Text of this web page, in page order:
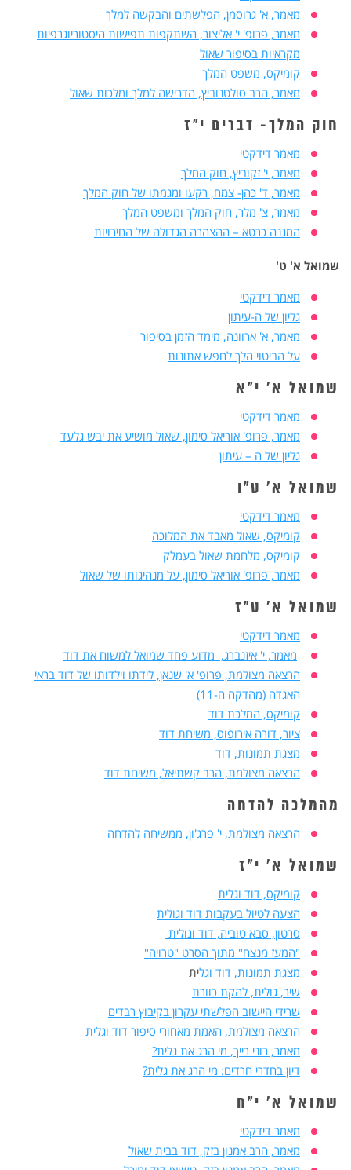
מאמר, א' גרוסמן, הפלשתים והבקשה למלך
מאמר, פרופ' י' אליצור, השתקפות תפישות היסטוריוגרפיות
מקראיות בסיפור שאול
קומיקס, משפט המלך
מאמר, הרב סולטנוביץ, הדרישה למלך ומלכות שאול
חוק המלך- דברים י"ז
מאמר דידקטי
מאמר, י' זקוביץ, חוק המלך
מאמר, ד' כהן- צמח, רקעו ומגמתו של חוק המלך
מאמר, צ' מלר, חוק המלך ומשפט המלך
המגנה כרטא – ההצהרה הגדולה של החירויות
שמואל א' ט'
מאמר דידקטי
גליון של ה-עיתון
מאמר, א' ארוונה, מימד הזמן בסיפור
על הביטוי הלך לחפש אתונות
שמואל א' י"א
מאמר דידקטי
מאמר, פרופ' אוריאל סימון, שאול מושיע את יבש גלעד
גליון של ה – עיתון
שמואל א' ט"ו
מאמר דידקטי
קומיקס, שאול מאבד את המלוכה
קומיקס, מלחמת שאול בעמלק
מאמר, פרופ' אוריאל סימון, על מנהיגותו של שאול
שמואל א' ט"ז
מאמר דידקטי
מאמר, י' איזנברג, מדוע פחד שמואל למשוח את דוד
הרצאה מצולמת, פרופ' א' שנאן, לידתו וילדותו של דוד בראי
האגדה (מהדקה ה-11)
קומיקס, המלכת דוד
ציור, דורה אירופוס, משיחת דוד
מצגת תמונות, דוד
הרצאה מצולמת, הרב קשתיאל, משיחת דוד
מהמלכה להדחה
הרצאה מצולמת, י' פרג'ון, ממשיחה להדחה
שמואל א' י"ז
קומיקס, דוד וגלית
הצעה לטיול בעקבות דוד וגולית
סרטון, סבא טוביה, דוד וגולית
"המעז מנצח" מתוך הסרט "טרויה"
מצגת תמונות, דוד וגלית
שיר, גולית, להקת כוורת
שרידי היישוב הפלשתי עקרון בקיבוץ רבדים
הרצאה מצולמת, האמת מאחורי סיפור דוד וגלית
מאמר, רוני רייך, מי הרג את גלית?
דיון בחדרי חרדים: מי הרג את גלית?
שמואל א' י"ח
מאמר דידקטי
מאמר, הרב אמנון בזק, דוד בבית שאול